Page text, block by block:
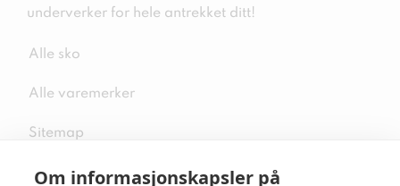
Om informasjonskapsler på
underverker for hele antrekket ditt!
Alle sko
Alle varemerker
Sitemap